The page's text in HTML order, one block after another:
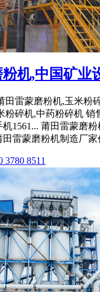
机,中国矿业
田雷蒙磨粉机,玉米粉
粉碎机,中药粉碎机 销
1561... 莆田雷蒙磨
田雷蒙磨粉机制造厂家
3780 8511